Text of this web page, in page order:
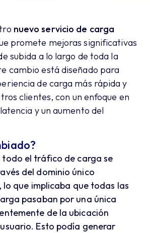
nuevo servicio de carga
promete mejoras significativas
subida a lo largo de toda la
cambio está diseñado para
de carga más rápida y
clientes, con un enfoque en
y un aumento del
el tráfico de carga se
del dominio único
, lo que implicaba que todas las
pasaban por una única
de la ubicación
Esto podía generar